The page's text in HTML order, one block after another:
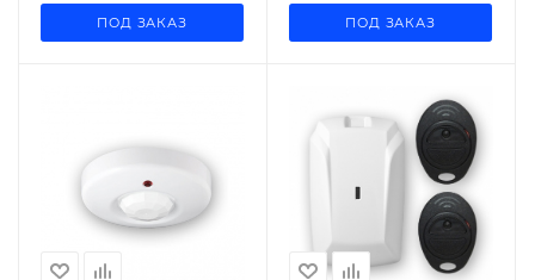
ПОД ЗАКАЗ ПОД ЗАКАЗ